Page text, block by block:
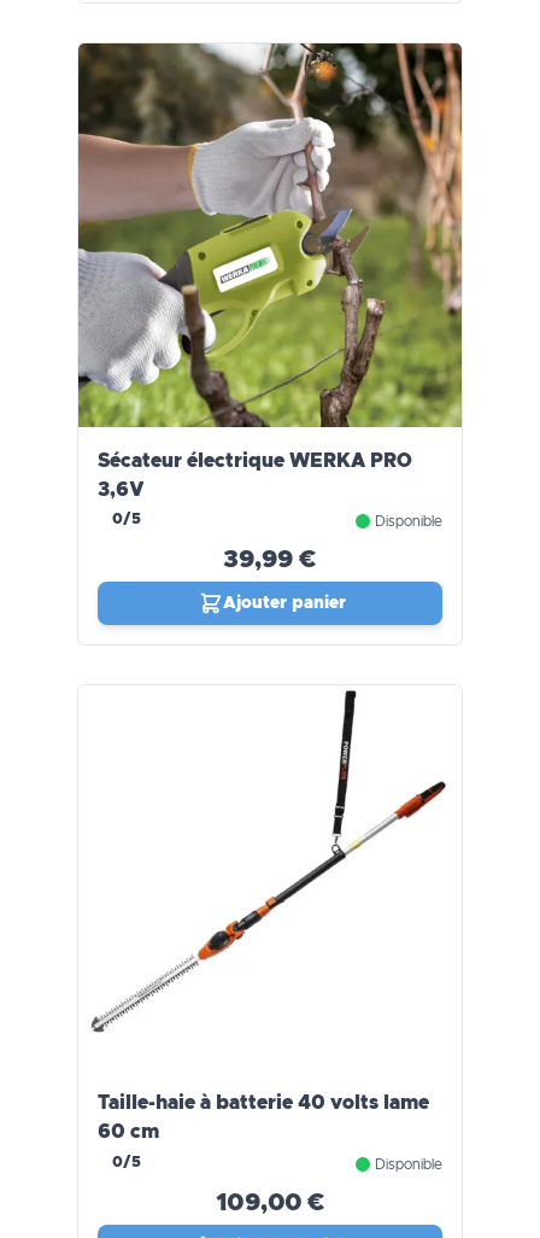
Sécateur électrique WERKA PRO
3,6V
0/5 Disponible
39,99 €
Ajouter panier
Taille-haie à batterie 40 volts lame
60 cm
0/5 Disponible
109,00 €